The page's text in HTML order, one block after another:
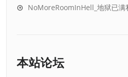
NoMoreRoomInHell_地狱已满
本站论坛